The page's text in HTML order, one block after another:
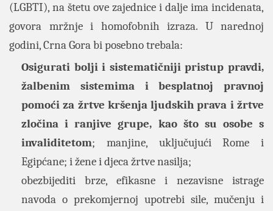
(LGBTI), na štetu ove zajednice i dalje ima incidenata,
govora mržnje i homofobnih izraza. U narednoj
godini, Crna Gora bi posebno trebala:
Osigurati bolji i sistematičniji pristup pravdi,
žalbenim sistemimaibesplatnoj pravnoj
pomoći za žrtve kršenja ljudskih prava i žrtve
zločina i ranjive grupe, kao što su osobe s
invaliditetom; manjine, uključujući Rome i
Egipćane; i žene i djeca žrtve nasilja;
obezbijediti brze, efikasne i nezavisne istrage
navoda o prekomjernoj upotrebi sile, mučenju i